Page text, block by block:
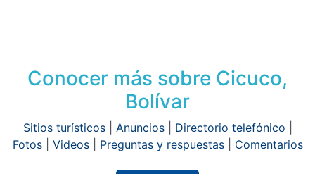
Conocer más sobre Cicuco,
Bolívar
Sitios turísticos| Anuncios| Directorio telefónico
Fotos| Videos| Preguntas y respuestas| Comentarios